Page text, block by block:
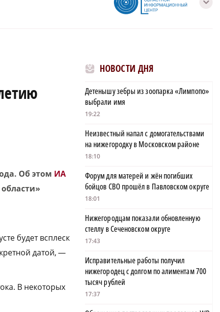
с
Об этом ИА
будет всплеск
датой, —
В некоторых
НОВОСТИ ДНЯ
Детенышу зебры из зоопарка «Лимпопо»
выбрали имя
19:22
Неизвестный напал с домогательствами
на нижегородку в Московском районе
18:10
Форум для матерей и жён погибших
бойцов СВО прошёл в Павловском округе
18:01
Нижегородцам показали обновленную
стеллу в Сеченовском округе
17:43
Исправительные работы получил
нижегородец с долгом по алиментам 700
тысяч рублей
17:37